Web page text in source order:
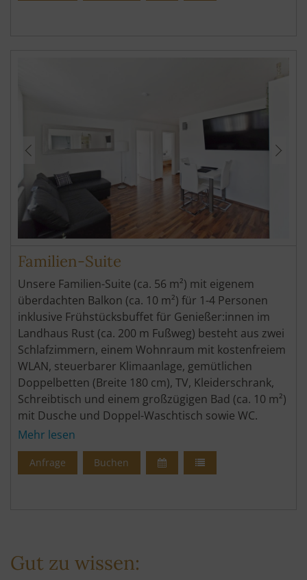
Familien-Suite
Unsere Familien-Suite (ca. 56 m²) mit eigenem
überdachten Balkon (ca. 10 m²) für 1-4 Personen
inklusive Frühstücksbuffet für Genießer:innen im
Landhaus Rust (ca. 200 m Fußweg) besteht aus zwei
Schlafzimmern, einem Wohnraum mit kostenfreiem
WLAN, steuerbarer Klimaanlage, gemütlichen
Doppelbetten (Breite 180 cm), TV, Kleiderschrank,
Schreibtisch und einem großzügigen Bad (ca. 10 m²)
mit Dusche und Doppel-Waschtisch sowie WC.
Bettwäsche, Handtücher, Pflegeprodukte und
Haartrockner inklusive. Garten mit Poolbar, eigenen
Liegen und Sonnenschirm.
Mehr lesen
Anfrage Buchen
Gut zu wissen: